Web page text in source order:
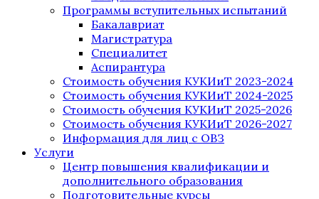
Программы вступительных испытаний
Бакалавриат
Магистратура
Специалитет
Аспирантура
Стоимость обучения КУКИиТ 2023-2024
Стоимость обучения КУКИиТ 2024-2025
Стоимость обучения КУКИиТ 2025-2026
Стоимость обучения КУКИиТ 2026-2027
Информация для лиц с ОВЗ
Услуги
Центр повышения квалификации и
дополнительного образования
Подготовительные курсы